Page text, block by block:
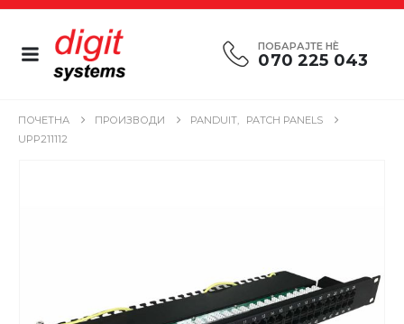
ПОБАРАЈТЕ НÈ
070 225 043
ПОЧЕТНА ПРОИЗВОДИ PANDUIT,
PATCH PANELS
UPP211112